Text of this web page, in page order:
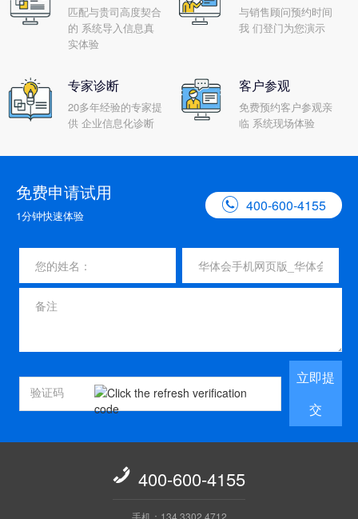
匹配与贵司高度契合
的 系统导入信息真
实体验
与销售顾问预约时间
我 们登门为您演示
专家诊断
20多年经验的专家提
供 企业信息化诊断
客户参观
免费预约客户参观亲
临 系统现场体验
免费申请试用
1分钟快速体验
 400-600-4155
立即提
交
 400-600-4155